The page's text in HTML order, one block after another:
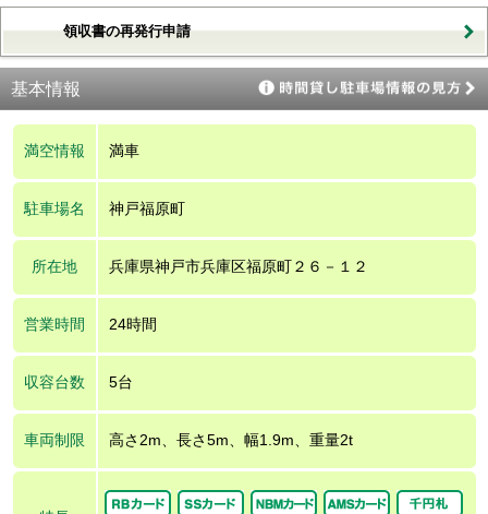
領収書の再発行申請
基本情報
満空情報 満車
駐車場名 神戸福原町
所在地 兵庫県神戸市兵庫区福原町２６－１２
営業時間 24時間
収容台数 5台
車両制限 高さ2m、長さ5m、幅1.9m、重量2t